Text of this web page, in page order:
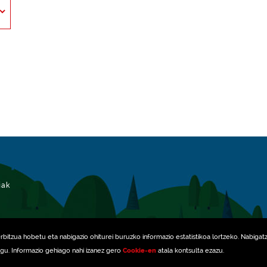
hobetu eta nabigazio ohiturei buruzko informazio estatistikoa lortzeko.
Informazio gehiago nahi izanez gero Cookie-en atala kontsulta ezazu.